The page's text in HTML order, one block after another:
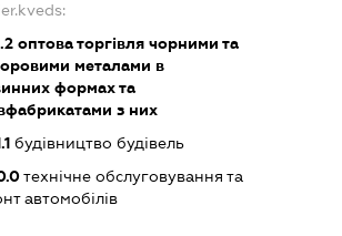
оптова торгівля чорними та
металами в
формах та
з них
будівництво будівель
технічне обслуговування та
автомобілів